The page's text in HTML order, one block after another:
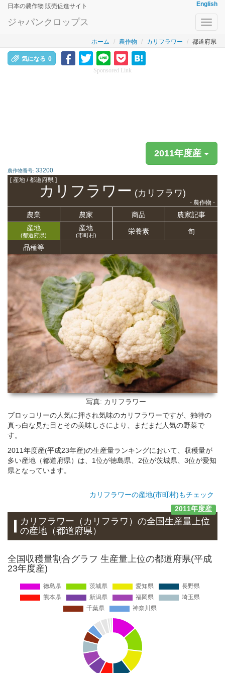
日本の農作物 販売促進サイト English
ジャパンクロップス
ホーム 農作物 カリフラワー 都道府県
気になる 0
Sponsored Link
2011年度産
農作物番号: 33200
[ 産地 / 都道府県 ]
カリフラワー (カリフラワ)
- 農作物 -
農業 農家 商品
農家記事
産地
(都道府県)
産地
(市町村) 栄養素 旬
品種等
写真: カリフラワー
ブロッコリーの人気に押され気味のカリフラワーですが、独特の
真っ白な見た目とその美味しさにより、まだまだ人気の野菜で
す。
2011年度産(平成23年産)の生産量ランキングにおいて、収穫量が
多い産地（都道府県）は、1位が徳島県、2位が茨城県、3位が愛知
県となっています。
カリフラワーの産地(市町村)もチェック
2011年度産
カリフラワー（カリフラワ）の全国生産量上位
の産地 （都道府県）
全国収穫量割合グラフ 生産量上位の都道府県(平成
23年度産)